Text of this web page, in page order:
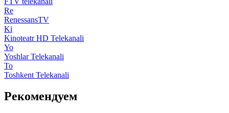
Re
RenessansTV
Ki
Kinoteatr HD Telekanali
Yo
Yoshlar Telekanali
To
Toshkent Telekanali
Рекомендуем